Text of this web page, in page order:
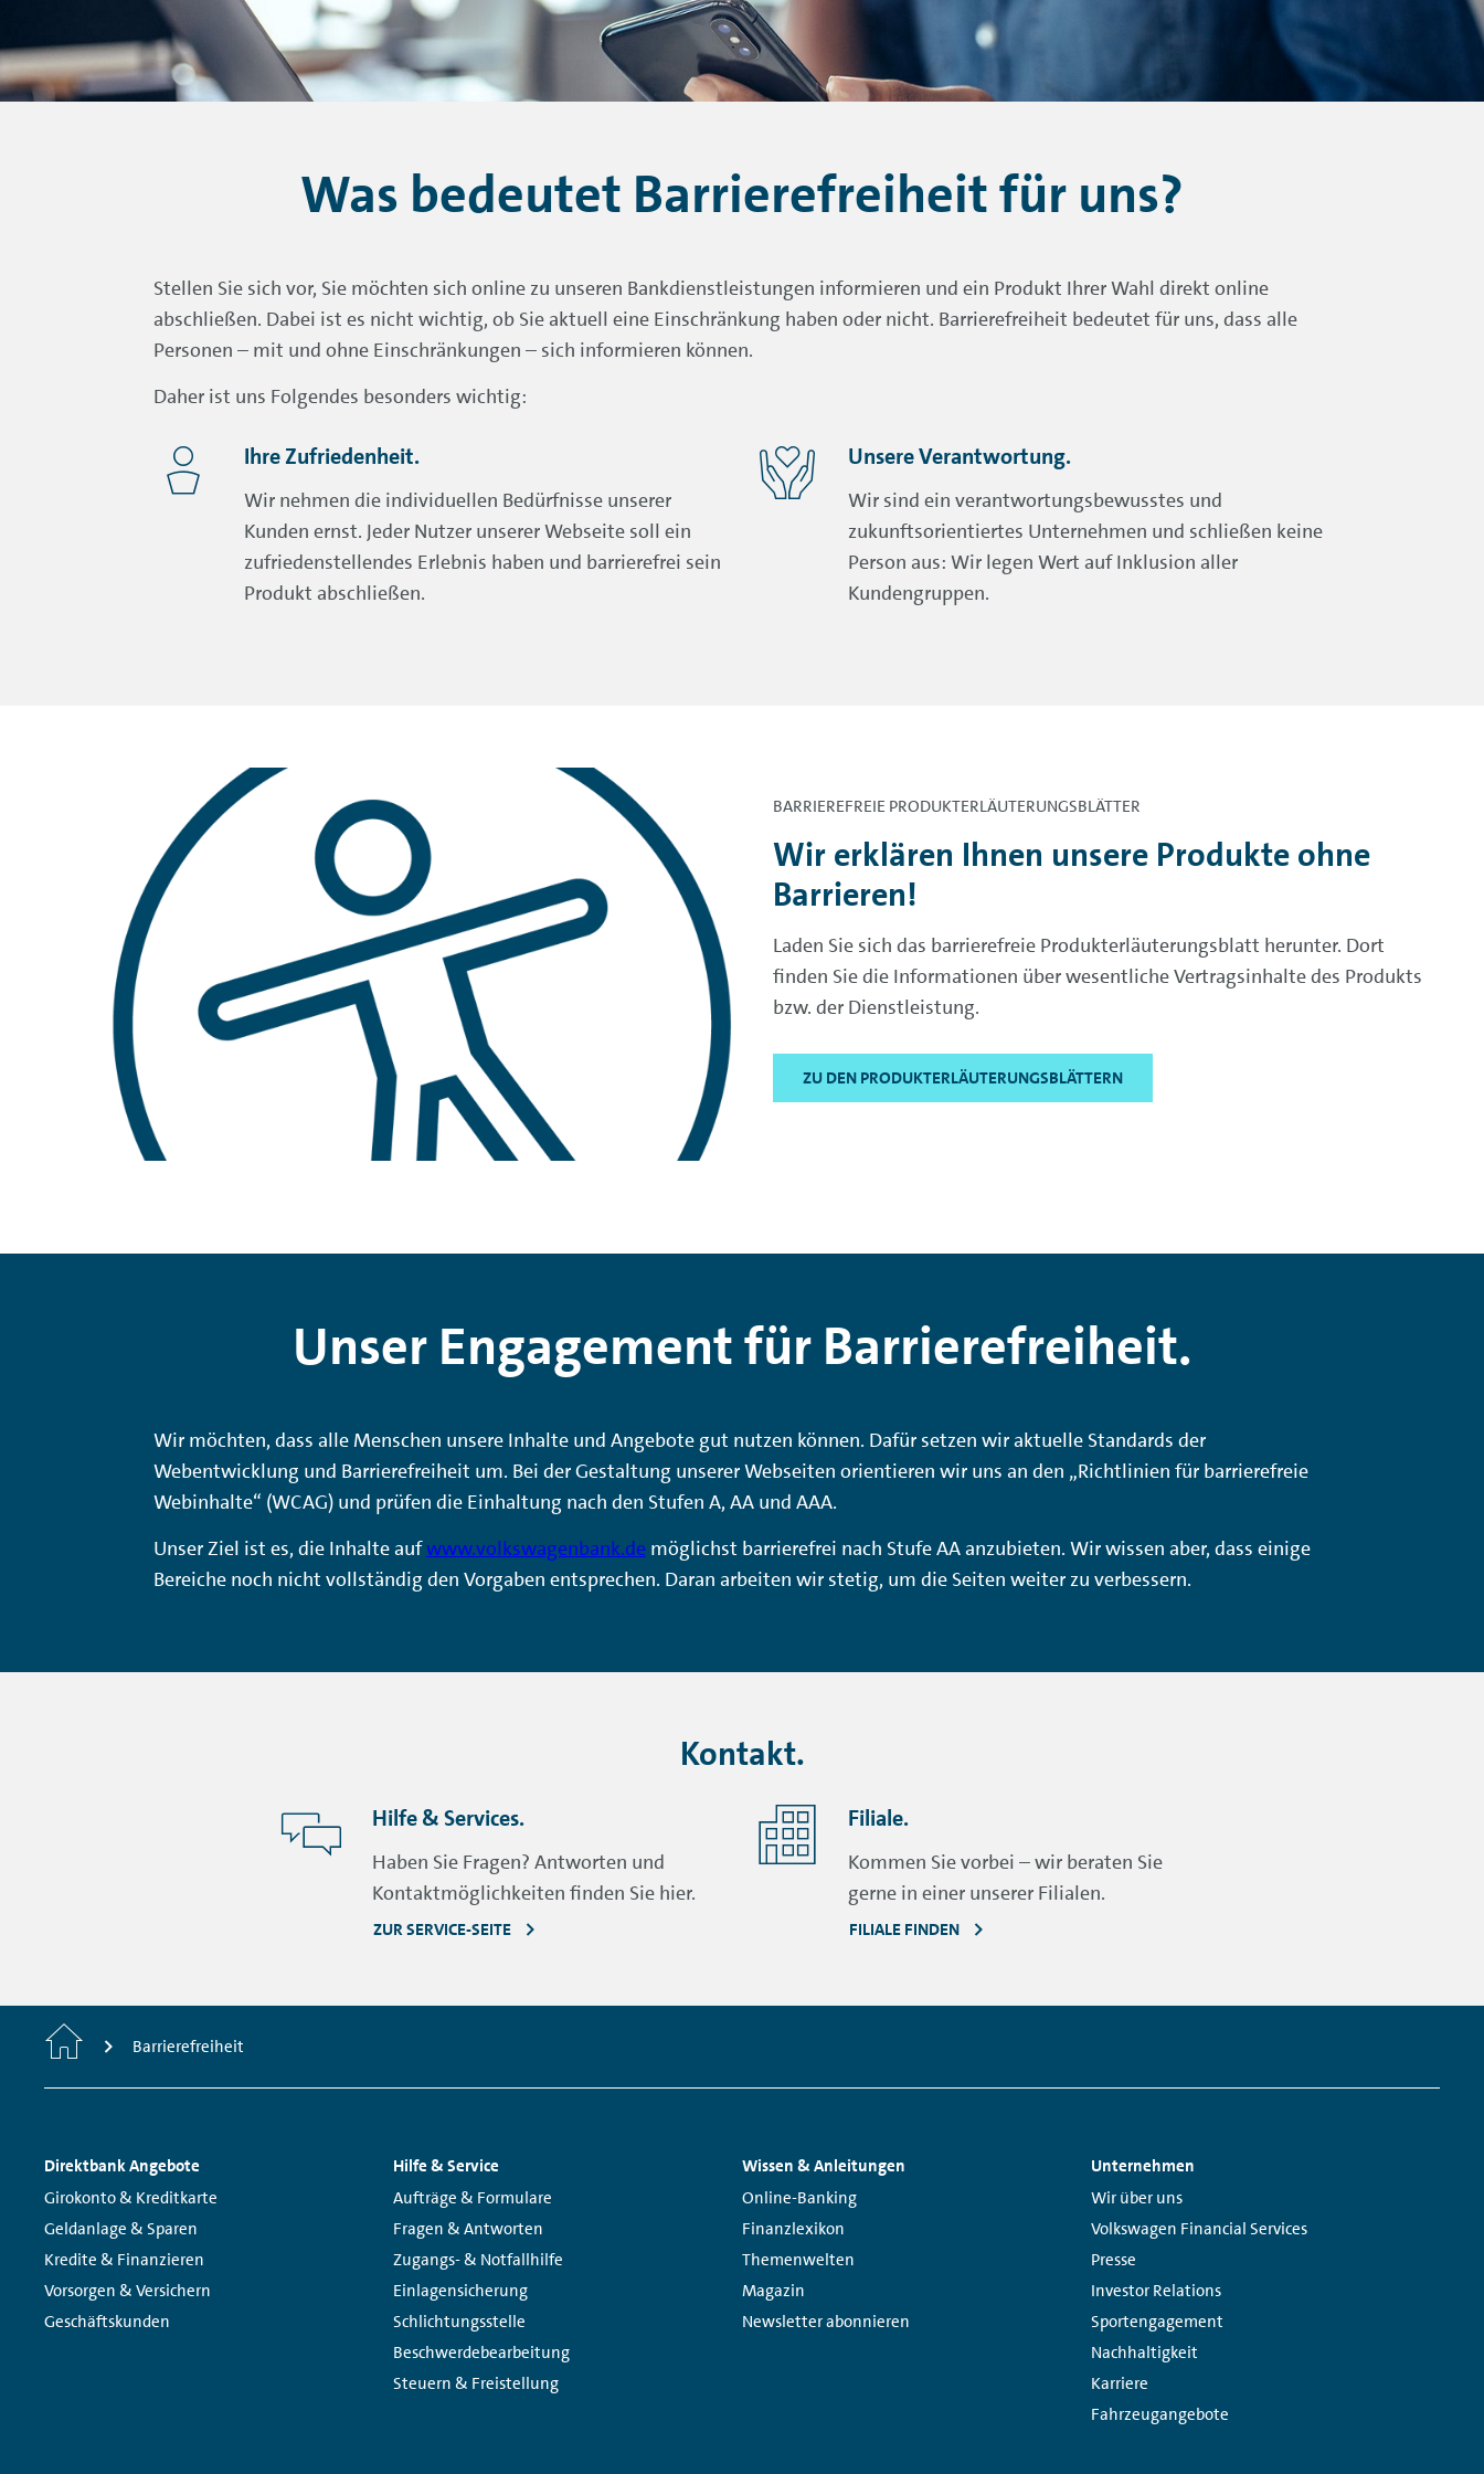
Was bedeutet Barrierefreiheit für uns?
Stellen Sie sich vor, Sie möchten sich online zu unseren Bankdienstleistungen informieren und ein Produkt Ihrer Wahl direkt online
abschließen. Dabei ist es nicht wichtig, ob Sie aktuell eine Einschränkung haben oder nicht. Barrierefreiheit bedeutet für uns, dass alle
Personen – mit und ohne Einschränkungen – sich informieren können.
Daher ist uns Folgendes besonders wichtig:
Ihre Zufriedenheit.
Wir nehmen die individuellen Bedürfnisse unserer
Kunden ernst. Jeder Nutzer unserer Webseite soll ein
zufriedenstellendes Erlebnis haben und barrierefrei sein
Produkt abschließen.
Unsere Verantwortung.
Wir sind ein verantwortungsbewusstes und
zukunftsorientiertes Unternehmen und schließen keine
Person aus: Wir legen Wert auf Inklusion aller
Kundengruppen.
BARRIEREFREIE PRODUKTERLÄUTERUNGSBLÄTTER
Wir erklären Ihnen unsere Produkte ohne
Barrieren!
Laden Sie sich das barrierefreie Produkterläuterungsblatt herunter. Dort
finden Sie die Informationen über wesentliche Vertragsinhalte des Produkts
bzw. der Dienstleistung.
ZU DEN PRODUKTERLÄUTERUNGSBLÄTTERN
Unser Engagement für Barrierefreiheit.
Wir möchten, dass alle Menschen unsere Inhalte und Angebote gut nutzen können. Dafür setzen wir aktuelle Standards der
Webentwicklung und Barrierefreiheit um. Bei der Gestaltung unserer Webseiten orientieren wir uns an den „Richtlinien für barrierefreie
Webinhalte“ (WCAG) und prüfen die Einhaltung nach den Stufen A, AA und AAA.
Unser Ziel ist es, die Inhalte aufwww.volkswagenbank.demöglichst barrierefrei nach Stufe AA anzubieten. Wir wissen aber, dass einige
Bereiche noch nicht vollständig den Vorgaben entsprechen. Daran arbeiten wir stetig, um die Seiten weiter zu verbessern.
Kontakt.
Hilfe & Services.
Haben Sie Fragen? Antworten und
Kontaktmöglichkeiten finden Sie hier.
ZUR SERVICE-SEITE
Filiale.
Kommen Sie vorbei – wir beraten Sie
gerne in einer unserer Filialen.
FILIALE FINDEN
Home Barrierefreiheit
Footer
Navigation
Direktbank Angebote
Links:
Girokonto & Kreditkarte
Geldanlage & Sparen
Kredite & Finanzieren
Vorsorgen & Versichern
Geschäftskunden
Hilfe & Service
Links:
Aufträge & Formulare
Fragen & Antworten
Zugangs- & Notfallhilfe
Einlagensicherung
Schlichtungsstelle
Beschwerdebearbeitung
Steuern & Freistellung
Wissen & Anleitungen
Links:
Online-Banking
Finanzlexikon
Themenwelten
Magazin
Newsletter abonnieren
Unternehmen
Links:
Wir über uns
Volkswagen Financial Services
Presse
Investor Relations
Sportengagement
Nachhaltigkeit
Karriere
Fahrzeugangebote